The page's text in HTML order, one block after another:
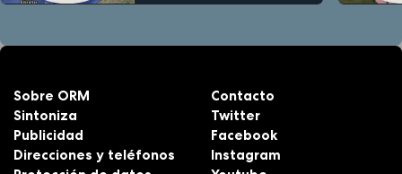
Sobre ORM
Sintoniza
Publicidad
Direcciones y teléfonos
Contacto
Twitter
Facebook
Instagram